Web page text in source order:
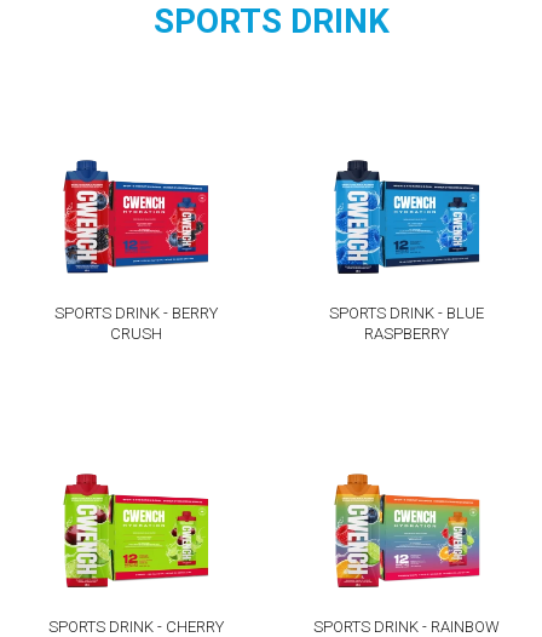
SPORTS DRINK
SPORTS DRINK - BERRY
CRUSH
SPORTS DRINK - BLUE
RASPBERRY
SPORTS DRINK - CHERRY
SPORTS DRINK - RAINBOW